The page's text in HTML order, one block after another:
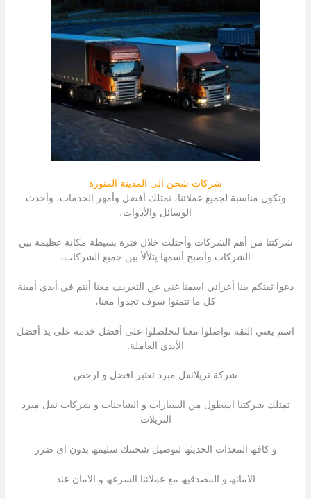
شركات شحن الى المدينة المنورة
وتكون مناسبة لجميع عملائنا، نمتلك أفضل وأمهر الخدمات، وأحدث
الوسائل والأدوات،
شركتنا من أهم الشركات وأحتلت خلال فترة بسيطة مكانة عظيمة بين
الشركات وأصبح أسمها يتلألأ بين جميع الشركات،
دعوا ثقتكم ببنا أعزائي اسمنا غني عن التعريف معنا أنتم في أيدي أمينة
كل ما تتمنوا سوف تجدوا معنا،
اسم يعني الثقة تواصلوا معنا لتحلصلوا على أفضل خدمة على يد أفضل
الأيدي العاملة.
شركة تريلانقل مبرد تعتبر افضل و ارخص
تمتلك شركتنا اسطول من السیارات و الشاحنات و شركات نقل مبرد
التریلات
و كافھ المعدات الحدیثھ لتوصیل شحنتك سلیمھ بدون اى ضرر
الامانھ و المصدقیھ مع عملائنا السرعھ و الامان عند